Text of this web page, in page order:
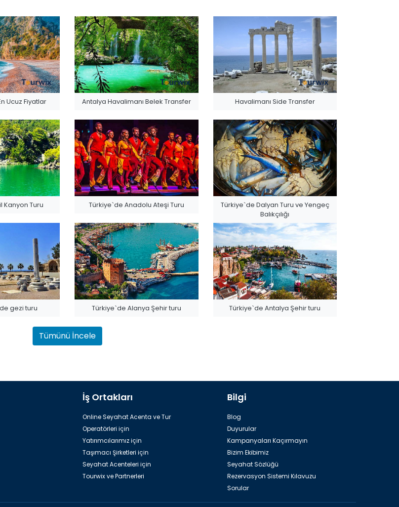
Ucuz Fiyatlar Antalya Havalimanı Belek Transfer Havalimanı Side Transfer
Kanyon Turu Türkiye`de Anadolu Ateşi Turu
Türkiye`de Dalyan Turu ve Yengeç
Balıkçılığı
gezi turu Türkiye`de Alanya Şehir turu Türkiye`de Antalya Şehir turu
Tümünü İncele
İş Ortakları
Online Seyahat Acenta ve Tur
Operatörleri için
Yatırımcılarımız için
Taşımacı Şirketleri için
Seyahat Acenteleri için
Tourwix ve Partnerleri
Bilgi
Blog
Duyurular
Kampanyaları Kaçırmayın
Bizim Ekibimiz
Seyahat Sözlüğü
Rezervasyon Sistemi Kılavuzu
Sorular